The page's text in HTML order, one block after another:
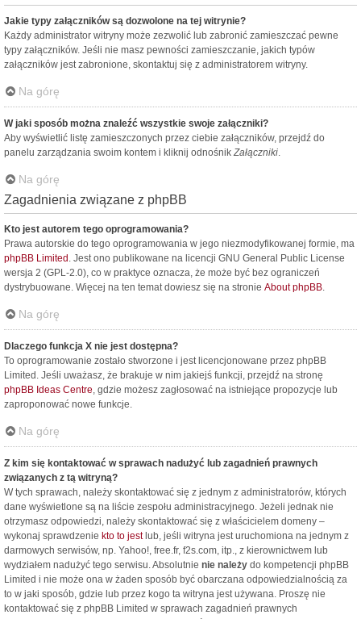
Jakie typy załączników są dozwolone na tej witrynie?
Każdy administrator witryny może zezwolić lub zabronić zamieszczać pewne
typy załączników. Jeśli nie masz pewności zamieszczanie, jakich typów
załączników jest zabronione, skontaktuj się z administratorem witryny.
Na górę
W jaki sposób można znaleźć wszystkie swoje załączniki?
Aby wyświetlić listę zamieszczonych przez ciebie załączników, przejdź do
panelu zarządzania swoim kontem i kliknij odnośnik Załączniki.
Na górę
Zagadnienia związane z phpBB
Kto jest autorem tego oprogramowania?
Prawa autorskie do tego oprogramowania w jego niezmodyfikowanej formie, ma
phpBB Limited . Jest ono publikowane na licencji GNU General Public License
wersja 2 (GPL-2.0), co w praktyce oznacza, że może być bez ograniczeń
dystrybuowane. Więcej na ten temat dowiesz się na stronie About phpBB.
Na górę
Dlaczego funkcja X nie jest dostępna?
To oprogramowanie zostało stworzone i jest licencjonowane przez phpBB
Limited. Jeśli uważasz, że brakuje w nim jakiejś funkcji, przejdź na stronę
phpBB Ideas Centre, gdzie możesz zagłosować na istniejące propozycje lub
zaproponować nowe funkcje.
Na górę
Z kim się kontaktować w sprawach nadużyć lub zagadnień prawnych
związanych z tą witryną?
W tych sprawach, należy skontaktować się z jednym z administratorów, których
dane wyświetlone są na liście zespołu administracyjnego. Jeżeli jednak nie
otrzymasz odpowiedzi, należy skontaktować się z właścicielem domeny –
wykonaj sprawdzenie kto to jestlub, jeśli witryna jest uruchomiona na jednym z
darmowych serwisów, np. Yahoo!, free.fr, f2s.com, itp., z kierownictwem lub
wydziałem nadużyć tego serwisu. Absolutnie nie należy do kompetencji phpBB
Limited i nie może ona w żaden sposób być obarczana odpowiedzialnością za
to w jaki sposób, gdzie lub przez kogo ta witryna jest używana. Proszę nie
kontaktować się z phpBB Limited w sprawach zagadnień prawnych